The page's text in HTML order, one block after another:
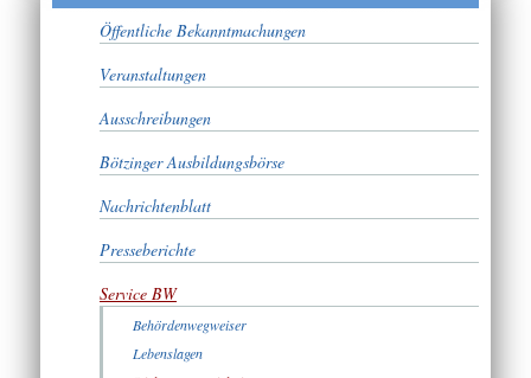
Öffentliche Bekanntmachungen
Veranstaltungen
Ausschreibungen
Bötzinger Ausbildungsbörse
Nachrichtenblatt
Presseberichte
Service BW
Behördenwegweiser
Lebenslagen